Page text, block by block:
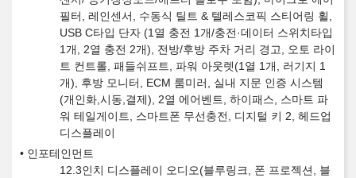
필터, 레인센서, 수동식 틸트 & 텔레스코픽 스티어링 휠,
USB C타입 단자 (1열 충전 1개/충전·데이터 스위치타입
1개, 2열 충전 2개), 전방/후방 주차 거리 경고, 오토 라이
트 컨트롤, 패들쉬프트, 파워 아웃렛(1열 1개, 러기지 1
개), 후방 모니터, ECM 룸미러, 실내 지문 인증 시스템
(개인화,시동,결제), 2열 에어벤트, 하이패스, 스마트 파
워 테일게이트, 스마트폰 무선충전, 디지털 키 2, 헤드업
디스플레이
인포테인먼트
12.3인치 디스플레이 오디오(블루링크, 폰 프로젝션, 블